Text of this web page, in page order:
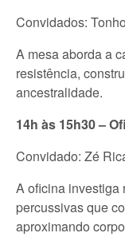
Convidados:
A mesa aborda a
resistência,
ancestralidade.
14h às 15h30 –
Convidado: Zé
A oficina investiga
percussivas que
aproximando